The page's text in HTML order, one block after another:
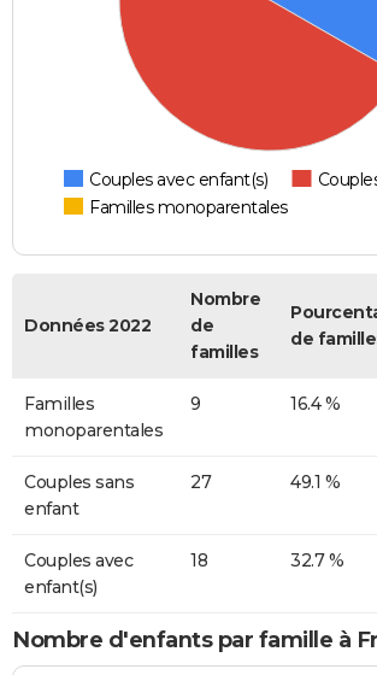
Couples avec enfant(s)
Familles monoparentales
Données 2022
Nombre
de
familles
de
Familles
monoparentales
9 16.4 %
Couples sans
enfant
27 49.1 %
Couples avec
enfant(s)
18 32.7 %
Nombre d'enfants par famille à